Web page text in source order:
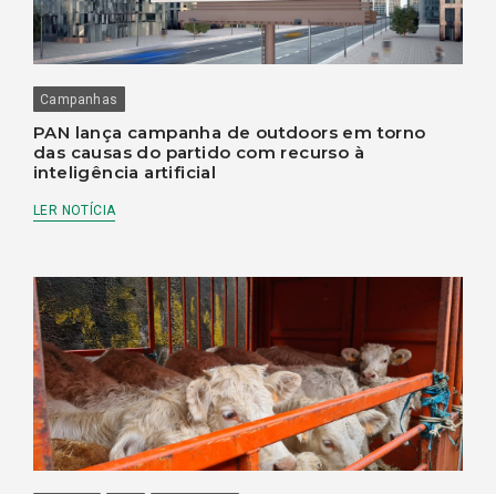
Campanhas
PAN lança campanha de outdoors em torno
das causas do partido com recurso à
inteligência artificial
LER NOTÍCIA